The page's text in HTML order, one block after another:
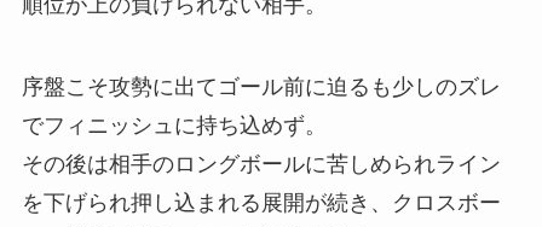
順位が上の負けられない相手。
序盤こそ攻勢に出てゴール前に迫るも少しのズレ
でフィニッシュに持ち込めず。
その後は相手のロングボールに苦しめられライン
を下げられ押し込まれる展開が続き、クロスボー